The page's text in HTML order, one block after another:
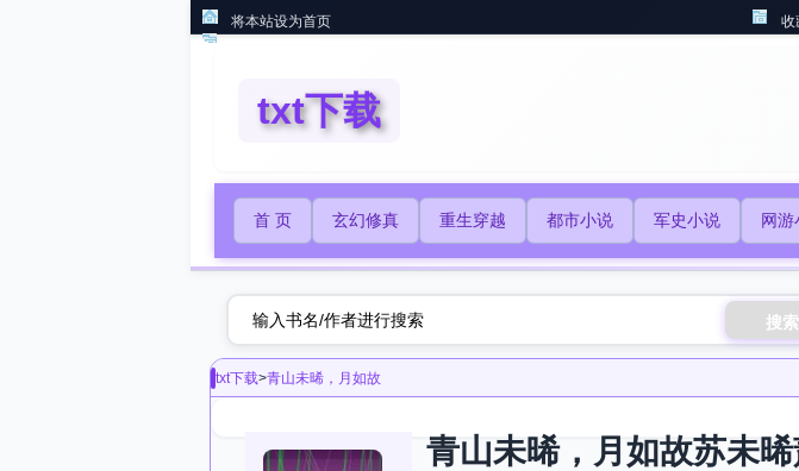
将本站设为首页 收
txt下载
首 页 玄幻修真 重生穿越 都市小说 军史小说 网游
搜索
txt下载>青山未晞，月如故
青山未晞，月如故苏未